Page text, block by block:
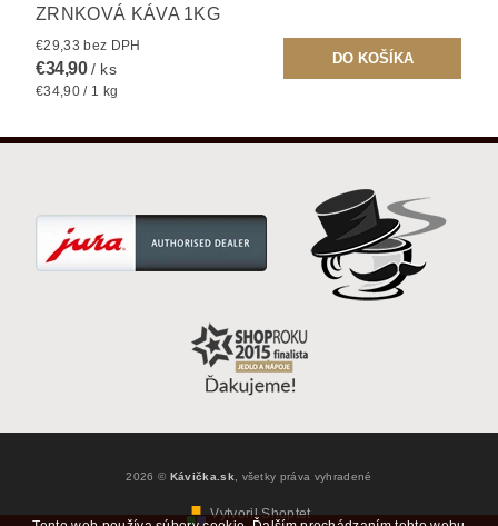
ZRNKOVÁ KÁVA 1KG
€29,33 bez DPH
€34,90/ ks
€34,90 / 1 kg
2026 © Kávička.sk, všetky práva vyhradené
Vytvoril Shoptet